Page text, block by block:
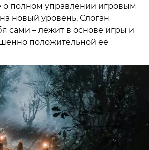
о полном управлении игровым
новый уровень. Слоган
сами – лежит в основе игры и
положительной её